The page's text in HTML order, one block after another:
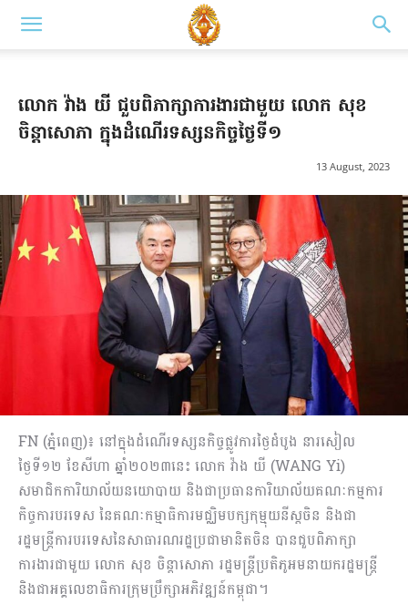
លោក វ៉ាង យី ជួបពិភាក្សាការងារជាមួយ លោក សុខ
ចិន្តាសោភា ក្នុងដំណើរទស្សនកិច្ចថ្ងៃទី១
13 August, 2023
FN (ភ្នំពេញ)៖ នៅក្នុងដំណើរទស្សនកិច្ចផ្លូវការថ្ងៃដំបូង នារសៀល
ថ្ងៃទី១២ ខែសីហា ឆ្នាំ២០២៣នេះ លោក វ៉ាង យី (WANG Yi)
សមាជិកការិយាល័យនយោបាយ និងជាប្រធានការិយាល័យគណៈកម្មការ
កិច្ចការបរទេស នៃគណៈកម្មាធិការមជ្ឈិមបក្សកុម្មុយនីស្តចិន និងជា
រដ្ឋមន្រ្តីការបរទេសនៃសាធារណរដ្ឋប្រជាមានិតចិន បានជួបពិភាក្សា
ការងារជាមួយ លោក សុខ ចិន្តាសោភា រដ្ឋមន្ត្រីប្រតិភូអមនាយករដ្ឋមន្ត្រី
និងជាអគ្គលេខាធិការក្រុមប្រឹក្សាអភិវឌ្ឍន៍កម្ពុជា។